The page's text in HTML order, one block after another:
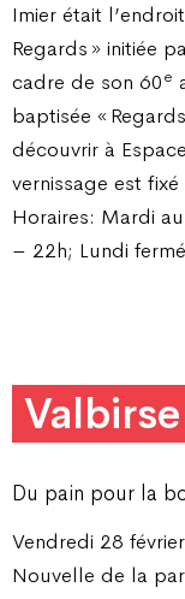
Imier était
Regards » initiée
cadre de son 60e
baptisée «
découvrir à
vernissage est
Horaires: Mardi
– 22h; Lundi fermé
Valbirse
Du pain pour la
Vendredi 28
Nouvelle de la